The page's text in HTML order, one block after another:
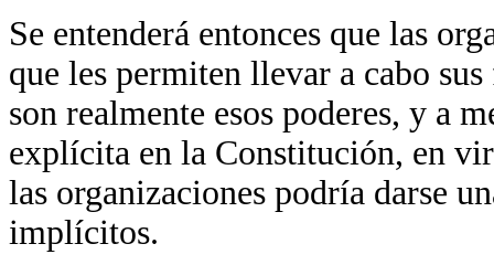
Se entenderá entonces que las
que les permiten llevar a cabo
son realmente esos poderes, y a
explícita en la Constitución, en
las organizaciones podría darse
implícitos.